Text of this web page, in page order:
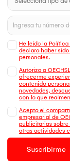
He leído la
declaro haber
personales.
Autorizo a
ofrecerme
contenido
novedades,
con lo que
Acepto el
empresarial de
publicitarias sobre
otras actividades
Suscribirme